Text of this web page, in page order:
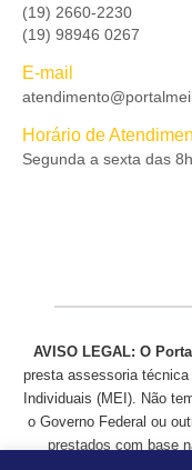
(19) 2660-2230
(19) 98946 0267
E-mail
Horário de
Segunda a sexta das
AVISO LEGAL: O
presta assessoria
Individuais (MEI). Não
o Governo Federal ou
prestados com base